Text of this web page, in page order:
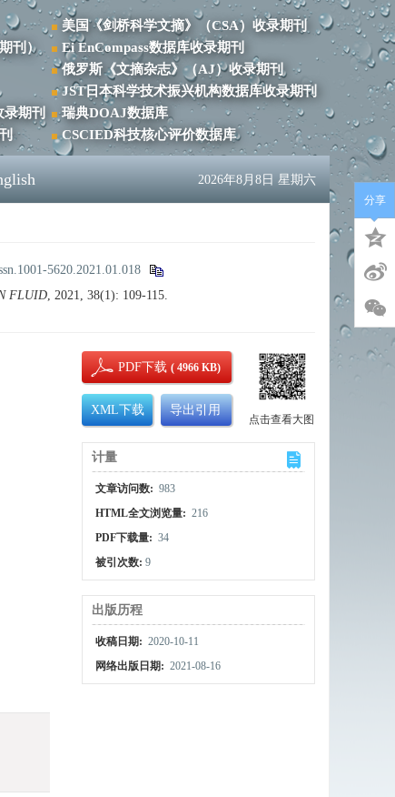
刊）
期刊
美国《剑桥科学文摘》（CSA）收录期刊
Ei EnCompass数据库收录期刊
俄罗斯《文摘杂志》（AJ）收录期刊
JST日本科学技术振兴机构数据库收录期刊
瑞典DOAJ数据库
CSCIED科技核心评价数据库
2026年8月8日 星期六
5620.2021.01.018
FLUID, 2021, 38(1): 109-115.
PDF下载( 4966 KB)
XML下载 导出引用
点击查看大图
计量
文章访问数: 983
HTML全文浏览量: 216
PDF下载量: 34
被引次数:9
出版历程
收稿日期: 2020-10-11
网络出版日期: 2021-08-16
分享